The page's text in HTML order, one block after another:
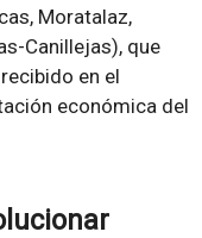
Moratalaz,
Canillejas), que
en el
económica del